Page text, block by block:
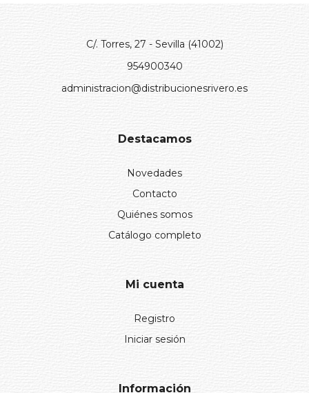
C/. Torres, 27 - Sevilla (41002)
954900340
administracion@distribucionesrivero.es
Destacamos
Novedades
Contacto
Quiénes somos
Catálogo completo
Mi cuenta
Registro
Iniciar sesión
Información